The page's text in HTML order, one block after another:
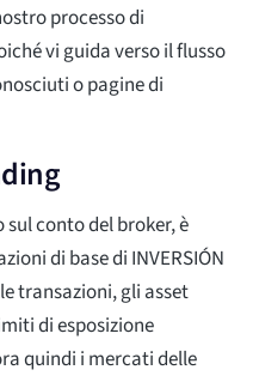
processo di
vi guida verso il flusso
o pagine di
conto del broker, è
di base di INVERSIÓN
transazioni, gli asset
di esposizione
quindi i mercati delle